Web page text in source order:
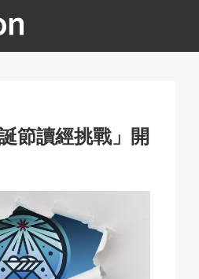
節讀經挑戰」開